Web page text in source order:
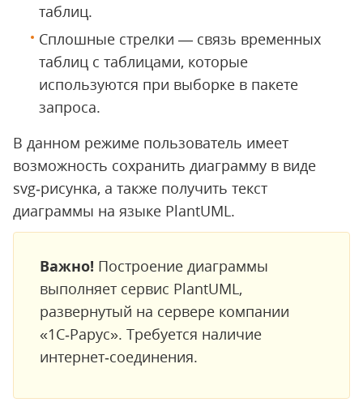
таблиц.
Сплошные стрелки — связь временных
таблиц с таблицами, которые
используются при выборке в пакете
запроса.
В данном режиме пользователь имеет
возможность сохранить диаграмму в виде
svg‑рисунка, а также получить текст
диаграммы на языке PlantUML.
Важно! Построение диаграммы
выполняет сервис PlantUML,
развернутый на сервере компании
«1С‑Рарус». Требуется наличие
интернет‑соединения.